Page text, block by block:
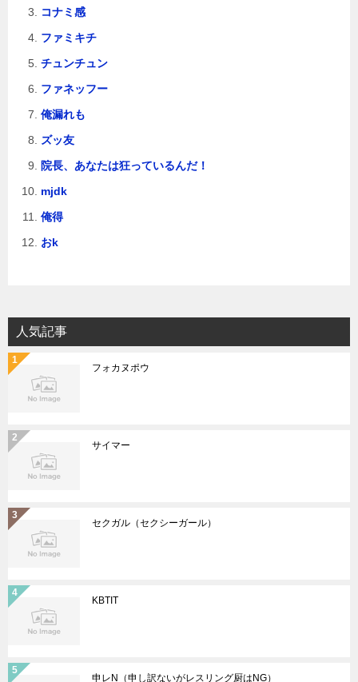
コナミ感
ファミキチ
チュンチュン
ファネッフー
俺漏れも
ズッ友
院長、あなたは狂っているんだ！
mjdk
俺得
おk
人気記事
フォカヌポウ
サイマー
セクガル（セクシーガール）
KBTIT
申レN（申し訳ないがレスリング厨はNG）